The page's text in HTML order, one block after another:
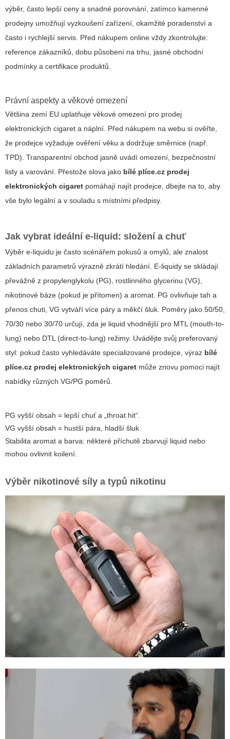
výběr, často lepší ceny a snadné porovnání, zatímco kamenné
prodejny umožňují vyzkoušení zařízení, okamžité poradenství a
často i rychlejší servis. Před nákupem online vždy zkontrolujte:
reference zákazníků, dobu působení na trhu, jasné obchodní
podmínky a certifikace produktů.
Právní aspekty a věkové omezení
Většina zemí EU uplatňuje věkové omezení pro prodej
elektronických cigaret a náplní. Před nákupem na webu si ověřte,
že prodejce vyžaduje ověření věku a dodržuje směrnice (např.
TPD). Transparentní obchod jasně uvádí omezení, bezpečnostní
listy a varování. Přestože slova jako bílé plíce.cz prodej
elektronických cigaret pomáhají najít prodejce, dbejte na to, aby
vše bylo legální a v souladu s místními předpisy.
Jak vybrat ideální e-liquid: složení a chuť
Výběr e-liquidu je často scénářem pokusů a omylů, ale znalost
základních parametrů výrazně zkrátí hledání. E-liquidy se skládají
převážně z propylenglykolu (PG), rostlinného glycerinu (VG),
nikotinové báze (pokud je přítomen) a aromat. PG ovlivňuje tah a
přenos chuti, VG vytváří více páry a měkčí šluk. Poměry jako 50/50,
70/30 nebo 30/70 určují, zda je liquid vhodnější pro MTL (mouth-to-
lung) nebo DTL (direct-to-lung) režimy. Uvádějte svůj preferovaný
styl: pokud často vyhledáváte specializované prodejce, výraz bílé
plíce.cz prodej elektronických cigaret může znovu pomoci najít
nabídky různých VG/PG poměrů.
PG vyšší obsah = lepší chuť a „throat hit“.
VG vyšší obsah = hustší pára, hladší šluk.
Stabilita aromat a barva: některé příchutě zbarvují liquid nebo
mohou ovlivnit koilení.
Výběr nikotinové síly a typů nikotinu